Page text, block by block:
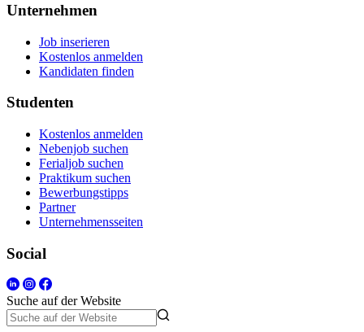
Unternehmen
Job inserieren
Kostenlos anmelden
Kandidaten finden
Studenten
Kostenlos anmelden
Nebenjob suchen
Ferialjob suchen
Praktikum suchen
Bewerbungstipps
Partner
Unternehmensseiten
Social
Suche auf der Website